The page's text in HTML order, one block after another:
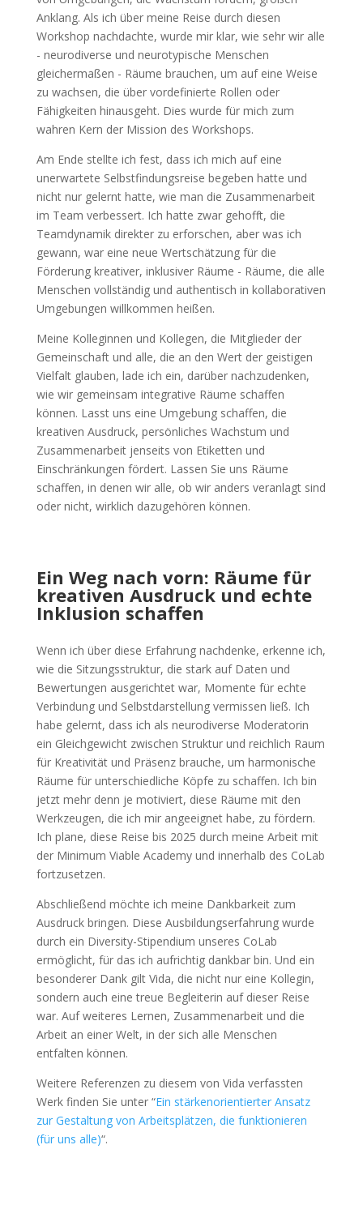
Anklang. Als ich über meine Reise durch diesen
Workshop nachdachte, wurde mir klar, wie sehr wir alle
- neurodiverse und neurotypische Menschen
gleichermaßen - Räume brauchen, um auf eine Weise
zu wachsen, die über vordefinierte Rollen oder
Fähigkeiten hinausgeht. Dies wurde für mich zum
wahren Kern der Mission des Workshops.
Am Ende stellte ich fest, dass ich mich auf eine
unerwartete Selbstfindungsreise begeben hatte und
nicht nur gelernt hatte, wie man die Zusammenarbeit
im Team verbessert. Ich hatte zwar gehofft, die
Teamdynamik direkter zu erforschen, aber was ich
gewann, war eine neue Wertschätzung für die
Förderung kreativer, inklusiver Räume - Räume, die alle
Menschen vollständig und authentisch in kollaborativen
Umgebungen willkommen heißen.
Meine Kolleginnen und Kollegen, die Mitglieder der
Gemeinschaft und alle, die an den Wert der geistigen
Vielfalt glauben, lade ich ein, darüber nachzudenken,
wie wir gemeinsam integrative Räume schaffen
können. Lasst uns eine Umgebung schaffen, die
kreativen Ausdruck, persönliches Wachstum und
Zusammenarbeit jenseits von Etiketten und
Einschränkungen fördert. Lassen Sie uns Räume
schaffen, in denen wir alle, ob wir anders veranlagt sind
oder nicht, wirklich dazugehören können.
Ein Weg nach vorn: Räume für
kreativen Ausdruck und echte
Inklusion schaffen
Wenn ich über diese Erfahrung nachdenke, erkenne ich,
wie die Sitzungsstruktur, die stark auf Daten und
Bewertungen ausgerichtet war, Momente für echte
Verbindung und Selbstdarstellung vermissen ließ. Ich
habe gelernt, dass ich als neurodiverse Moderatorin
ein Gleichgewicht zwischen Struktur und reichlich Raum
für Kreativität und Präsenz brauche, um harmonische
Räume für unterschiedliche Köpfe zu schaffen. Ich bin
jetzt mehr denn je motiviert, diese Räume mit den
Werkzeugen, die ich mir angeeignet habe, zu fördern.
Ich plane, diese Reise bis 2025 durch meine Arbeit mit
der Minimum Viable Academy und innerhalb des CoLab
fortzusetzen.
Abschließend möchte ich meine Dankbarkeit zum
Ausdruck bringen. Diese Ausbildungserfahrung wurde
durch ein Diversity-Stipendium unseres CoLab
ermöglicht, für das ich aufrichtig dankbar bin. Und ein
besonderer Dank gilt Vida, die nicht nur eine Kollegin,
sondern auch eine treue Begleiterin auf dieser Reise
war. Auf weiteres Lernen, Zusammenarbeit und die
Arbeit an einer Welt, in der sich alle Menschen
entfalten können.
Weitere Referenzen zu diesem von Vida verfassten
Werk finden Sie unter “Ein stärkenorientierter Ansatz
zur Gestaltung von Arbeitsplätzen, die funktionieren
(für uns alle)“.